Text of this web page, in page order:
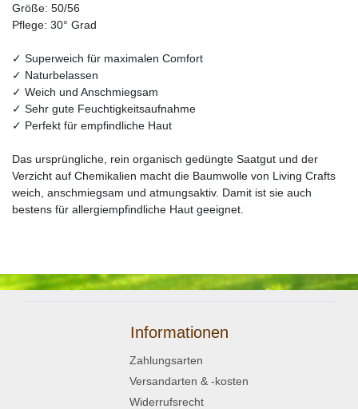
Größe: 50/56
Pflege: 30° Grad
✓ Superweich für maximalen Comfort
✓ Naturbelassen
✓ Weich und Anschmiegsam
✓ Sehr gute Feuchtigkeitsaufnahme
✓ Perfekt für empfindliche Haut
Das ursprüngliche, rein organisch gedüngte Saatgut und der
Verzicht auf Chemikalien macht die Baumwolle von Living Crafts
weich, anschmiegsam und atmungsaktiv. Damit ist sie auch
bestens für allergiempfindliche Haut geeignet.
Informationen
Zahlungsarten
Versandarten & -kosten
Widerrufsrecht